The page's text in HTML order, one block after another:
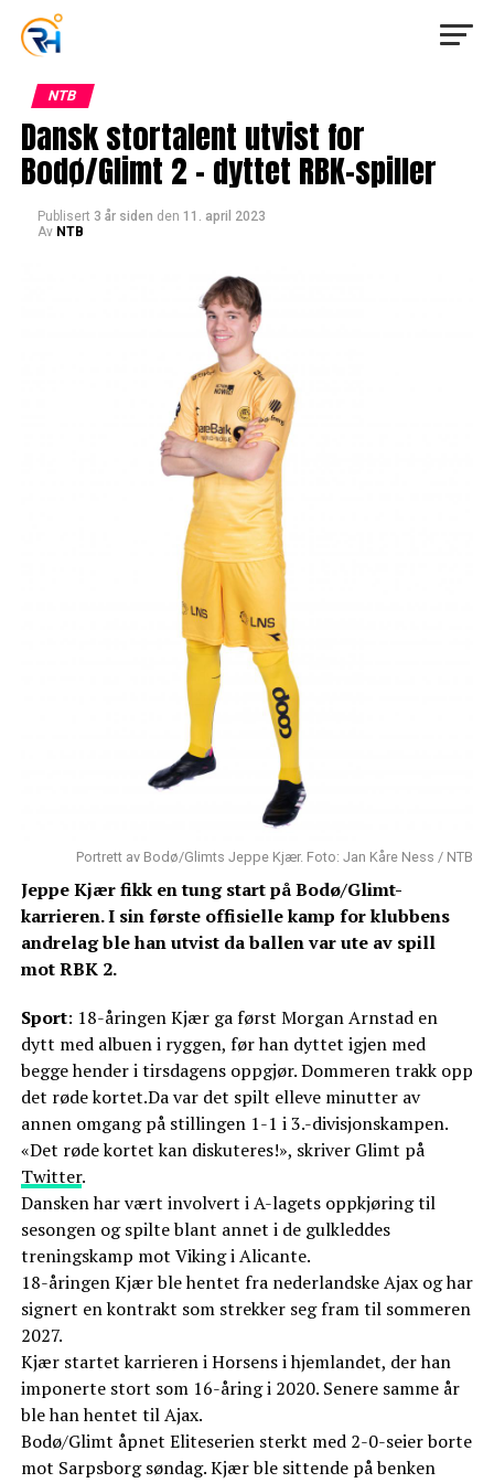
NTB
Dansk stortalent utvist for
Bodø/Glimt 2 – dyttet RBK-spiller
Publisert 3 år siden den 11. april 2023
Av NTB
Portrett av Bodø/Glimts Jeppe Kjær. Foto: Jan Kåre Ness / NTB
Jeppe Kjær fikk en tung start på Bodø/Glimt-
karrieren. I sin første offisielle kamp for klubbens
andrelag ble han utvist da ballen var ute av spill
mot RBK 2.
Sport: 18-åringen Kjær ga først Morgan Arnstad en
dytt med albuen i ryggen, før han dyttet igjen med
begge hender i tirsdagens oppgjør. Dommeren trakk opp
det røde kortet.Da var det spilt elleve minutter av
annen omgang på stillingen 1-1 i 3.-divisjonskampen.
«Det røde kortet kan diskuteres!», skriver Glimt på
Twitter.
Dansken har vært involvert i A-lagets oppkjøring til
sesongen og spilte blant annet i de gulkleddes
treningskamp mot Viking i Alicante.
18-åringen Kjær ble hentet fra nederlandske Ajax og har
signert en kontrakt som strekker seg fram til sommeren
2027.
Kjær startet karrieren i Horsens i hjemlandet, der han
imponerte stort som 16-åring i 2020. Senere samme år
ble han hentet til Ajax.
Bodø/Glimt åpnet Eliteserien sterkt med 2-0-seier borte
mot Sarpsborg søndag. Kjær ble sittende på benken